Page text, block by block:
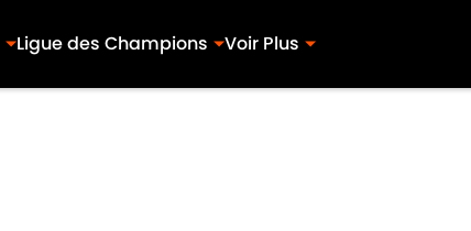
Ligue des Champions Voir Plus